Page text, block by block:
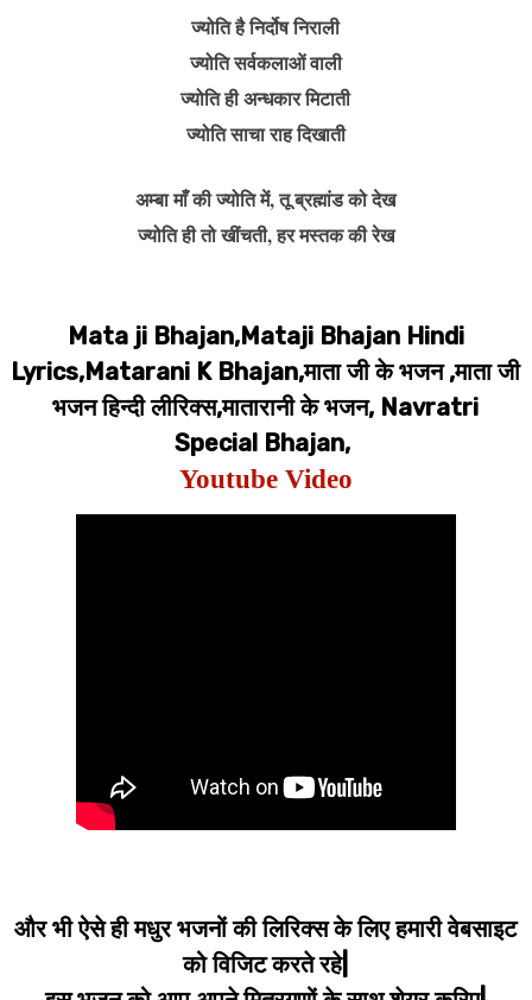
ज्योति है निर्दोष निराली
ज्योति सर्वकलाओं वाली
ज्योति ही अन्धकार मिटाती
ज्योति साचा राह दिखाती
अम्बा माँ की ज्योति में, तू ब्रह्मांड को देख
ज्योति ही तो खींचती, हर मस्तक की रेख
Mata ji Bhajan,Mataji Bhajan Hindi
Lyrics,Matarani K Bhajan,माता जी के भजन ,माता जी
भजन हिन्दी लीरिक्स,मातारानी के भजन, Navratri
Special Bhajan,
Youtube Video
और भी ऐसे ही मधुर भजनों की लिरिक्स के लिए हमारी वेबसाइट
को विजिट करते रहे|